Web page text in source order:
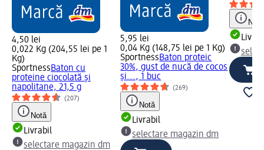
4,50 lei
0,022 Kg (204,55 lei pe 1
Kg)
SportnessBaton cu
proteine ciocolată și
napolitane, 21,5 g
(207)
Notă
Livrabil
selectare magazin dm
5,95 lei
0,04 Kg (148,75 lei pe 1 Kg)
SportnessBaton proteic
30%, gust de nucă de cocos
și..., 1 buc
(269)
Notă
Livrabil
selectare magazin dm
Notă